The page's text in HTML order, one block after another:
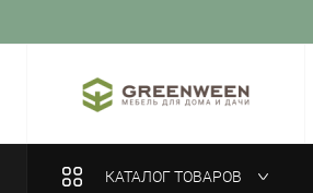
КАТАЛОГ ТОВАРОВ